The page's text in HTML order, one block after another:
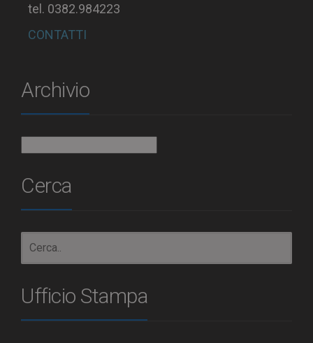
tel. 0382.984223
CONTATTI
Archivio
Cerca
Ufficio Stampa